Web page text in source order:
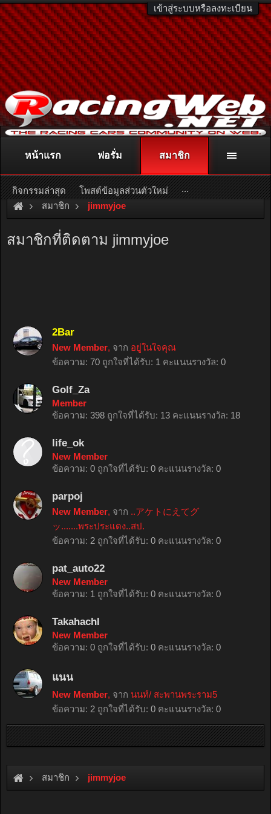
เข้าสู่ระบบหรือลงทะเบียน
ติดต่อลงโฆษณา racingweb@gmail.comหรือโทร. 081-811-1138
หรืออ่านรายละเอียดเพิ่มเติม คลิกที่นี่
สมาชิก jimmyjoe
สมาชิกที่ติดตาม jimmyjoe
2Bar
New Member, จาก อยู่ในใจคุณ
ข้อความ: 70 ถูกใจที่ได้รับ: 1 คะแนนรางวัล: 0
Golf_Za
Member
ข้อความ: 398 ถูกใจที่ได้รับ: 13 คะแนนรางวัล: 18
life_ok
New Member
ข้อความ: 0 ถูกใจที่ได้รับ: 0 คะแนนรางวัล: 0
parpoj
New Member, จาก ..アケトにえてグ
ッ.......พระประแดง..สป.
ข้อความ: 2 ถูกใจที่ได้รับ: 0 คะแนนรางวัล: 0
pat_auto22
New Member
ข้อความ: 1 ถูกใจที่ได้รับ: 0 คะแนนรางวัล: 0
TakahachI
New Member
ข้อความ: 0 ถูกใจที่ได้รับ: 0 คะแนนรางวัล: 0
แนน
New Member, จาก นนท์/ สะพานพระราม5
ข้อความ: 2 ถูกใจที่ได้รับ: 0 คะแนนรางวัล: 0
สมาชิก jimmyjoe
หน้าแรก ฟอรั่ม สมาชิก
กิจกรรมล่าสุด โพสต์ข้อมูลส่วนตัวใหม่ ...